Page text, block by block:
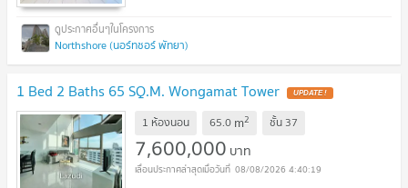
Northshore (นอร์ทชอร์ พัทยา)
1 Bed 2 Baths 65 SQ.M. Wongamat Tower UPDATE !
1 ห้องนอน 65.0 m2 ชั้น 37
7,600,000 บาท
08/08/2026 4:40:19